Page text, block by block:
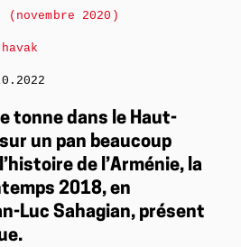
tonne dans le Haut-
un pan beaucoup
de l’Arménie, la
2018, en
Luc Sahagian, présent
(novembre 2020)